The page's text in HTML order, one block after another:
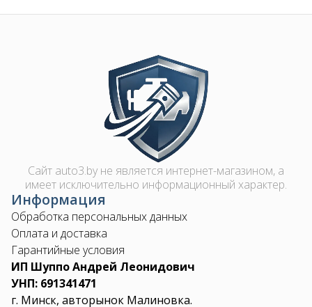
Image
Сайт auto3.by не является интернет-магазином, а
имеет исключительно информационный характер.
Информация
Обработка персональных данных
Оплата и доставка
Гарантийные условия
ИП Шуппо Андрей Леонидович
УНП: 691341471
г. Минск, авторынок Малиновка.